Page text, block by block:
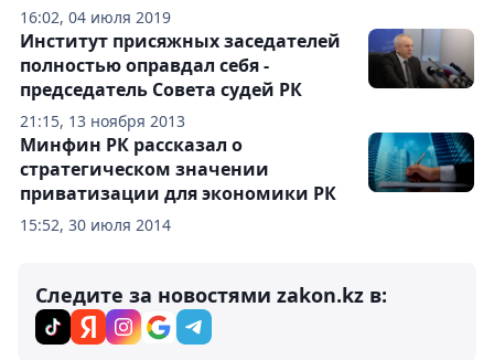
16:02, 04 июля 2019
21:15, 13 ноября 2013
Институт присяжных заседателей
полностью оправдал себя -
председатель Совета судей РК
15:52, 30 июля 2014
Минфин РК рассказал о
стратегическом значении
приватизации для экономики РК
Следите за новостями zakon.kz в: